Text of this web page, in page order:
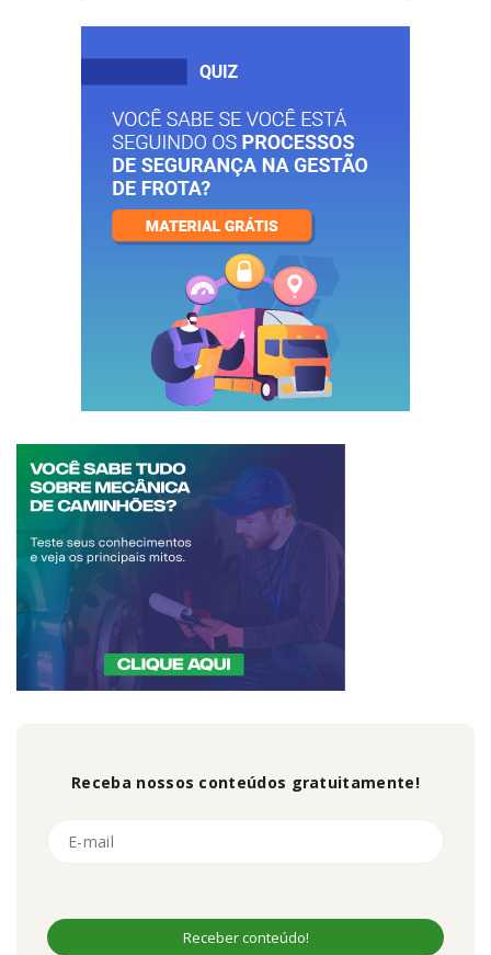
Receba nossos conteúdos gratuitamente!